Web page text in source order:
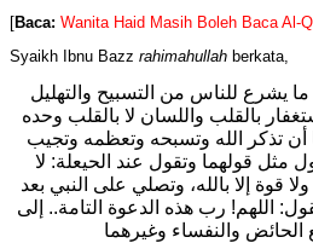
[Baca: Wanita Haid Masih Boleh Baca Al-
Syaikh Ibnu Bazz rahimahullah berkata,
يشرع للناس من التسبيح والتهليل
بالقلب واللسان لا بالقلب وحده
تذكر الله وتسبحه وتعظمه وتجيب
مثل قولهما وتقول عند الحيعلة: لا
قوة إلا بالله، وتصلي على النبي بعد
اللهم! رب هذه الدعوة التامة.. إلى
والنفساء وغيرهما